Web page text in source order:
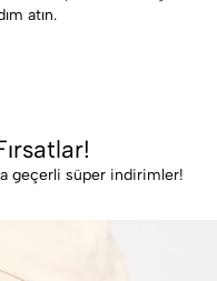
atın.
geçerli süper indirimler!